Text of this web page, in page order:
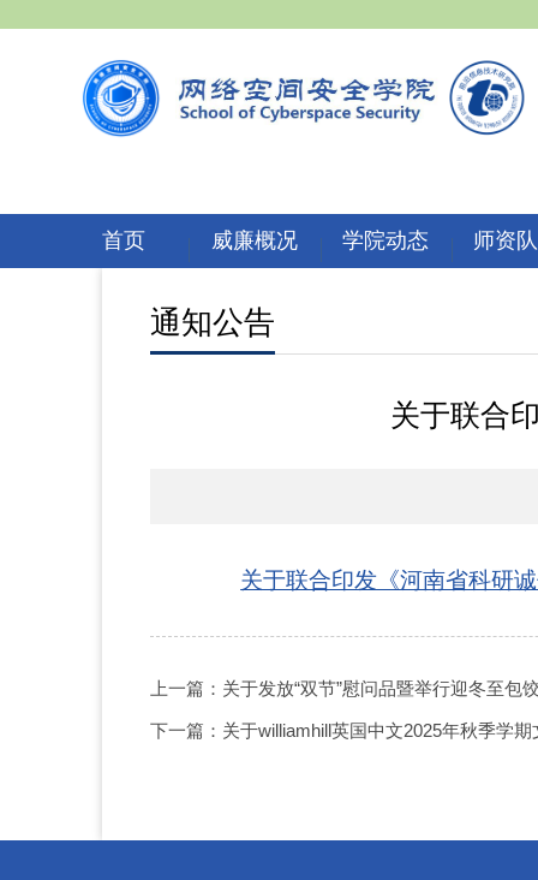
首页 威廉概况 学院动态 师资
通知公告
关于联合
关于联合印发《河南省科研
上一篇：关于发放“双节”慰问品暨举行迎冬至包
下一篇：关于williamhill英国中文2025年秋季学